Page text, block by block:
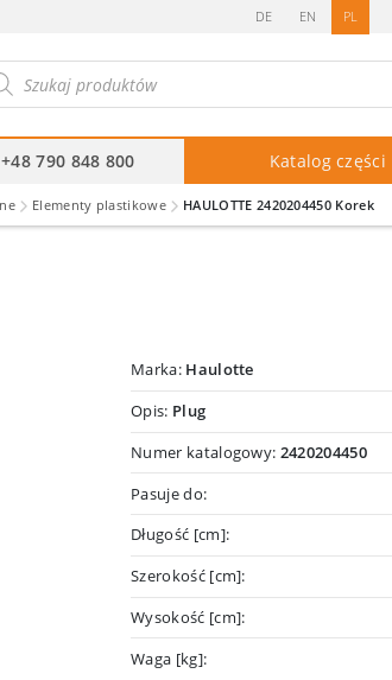
DE EN PL
+48 790 848 800 Katalog części
Elementy plastikowe HAULOTTE 2420204450 Korek
Marka: Haulotte
Opis: Plug
Numer katalogowy: 2420204450
Pasuje do:
Długość [cm]:
Szerokość [cm]:
Wysokość [cm]:
Waga [kg]: